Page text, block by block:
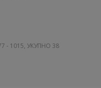
- 1015, УКУПНО 38